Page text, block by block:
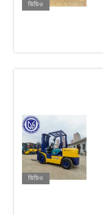
ভিডিও
ভিডিও